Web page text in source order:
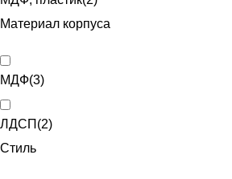
Материал корпуса
МДФ(3)
ЛДСП (2)
Стиль